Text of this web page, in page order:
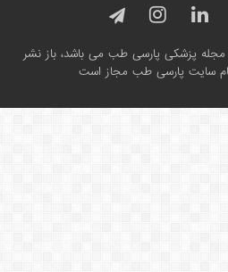
پزشکی پارسی طب می باشد، باز نشر
سایت پارسی طب مجاز است